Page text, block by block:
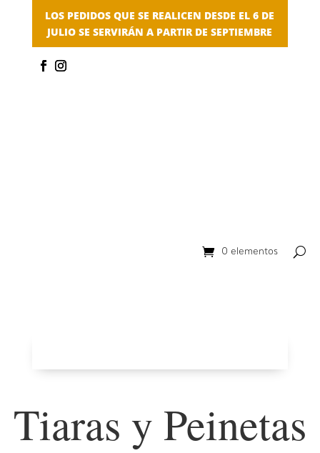
LOS PEDIDOS QUE SE REALICEN DESDE EL 6 DE
JULIO SE SERVIRÁN A PARTIR DE SEPTIEMBRE
0 elementos
Tiaras y Peinetas